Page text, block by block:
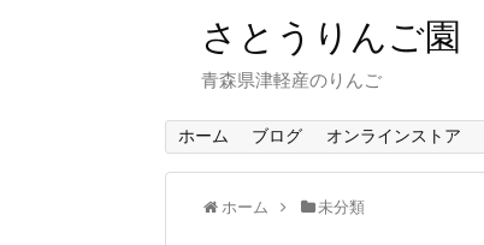
さとうりんご園
青森県津軽産のりんご
ホーム ブログ オンラインストア
ホーム 未分類